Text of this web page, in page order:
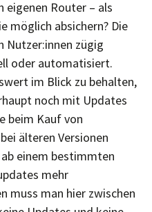
eigenen Router – als
möglich absichern? Die
Nutzer:innen zügig
oder automatisiert.
im Blick zu behalten,
noch mit Updates
beim Kauf von
älteren Versionen
einem bestimmten
mehr
muss man hier zwischen